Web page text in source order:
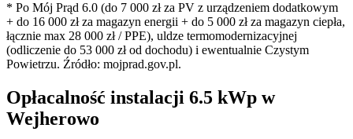
* Po Mój Prąd 6.0 (do 7 000 zł za PV z urządzeniem dodatkowym
+ do 16 000 zł za magazyn energii + do 5 000 zł za magazyn ciepła,
łącznie max 28 000 zł / PPE), uldze termomodernizacyjnej
(odliczenie do 53 000 zł od dochodu) i ewentualnie Czystym
Powietrzu. Źródło: mojprad.gov.pl.
Opłacalność instalacji 6.5 kWp w
Wejherowo